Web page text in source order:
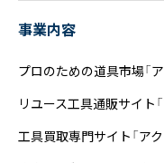
事業内容
プロのための道具市場「
リユース工具通販サイト
工具買取専門サイト「ア